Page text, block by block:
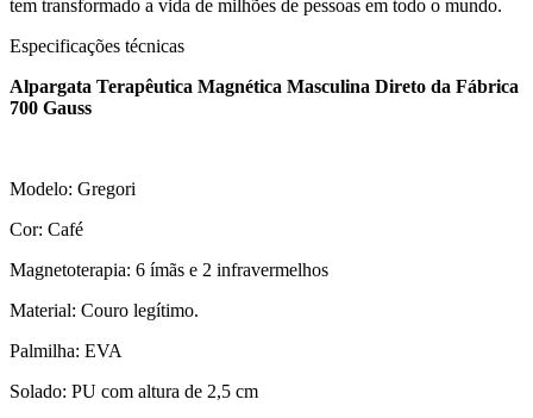
tem transformado a vida de milhões de pessoas em todo o mundo.
Especificações técnicas
Alpargata Terapêutica Magnética Masculina Direto da Fábrica
700 Gauss
Modelo: Gregori
Cor: Café
Magnetoterapia: 6 ímãs e 2 infravermelhos
Material: Couro legítimo.
Palmilha: EVA
Solado: PU com altura de 2,5 cm